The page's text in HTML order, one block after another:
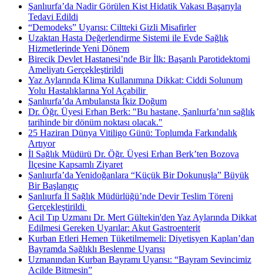
Şanlıurfa’da Nadir Görülen Kist Hidatik Vakası Başarıyla
Tedavi Edildi
“Demodeks” Uyarısı: Ciltteki Gizli Misafirler
Uzaktan Hasta Değerlendirme Sistemi ile Evde Sağlık
Hizmetlerinde Yeni Dönem
Birecik Devlet Hastanesi’nde Bir İlk: Başarılı Parotidektomi
Ameliyatı Gerçekleştirildi
Yaz Aylarında Klima Kullanımına Dikkat: Ciddi Solunum
Yolu Hastalıklarına Yol Açabilir ​
Şanlıurfa’da Ambulansta İkiz Doğum
Dr. Öğr. Üyesi Erhan Berk: "Bu hastane, Şanlıurfa’nın sağlık
tarihinde bir dönüm noktası olacak."
25 Haziran Dünya Vitiligo Günü: Toplumda Farkındalık
Artıyor
İl Sağlık Müdürü Dr. Öğr. Üyesi Erhan Berk’ten Bozova
İlçesine Kapsamlı Ziyaret
Şanlıurfa’da Yenidoğanlara “Küçük Bir Dokunuşla” Büyük
Bir Başlangıç
Şanlıurfa İl Sağlık Müdürlüğü’nde Devir Teslim Töreni
Gerçekleştirildi ​
Acil Tıp Uzmanı Dr. Mert Gültekin'den Yaz Aylarında Dikkat
Edilmesi Gereken Uyarılar: Akut Gastroenterit
Kurban Etleri Hemen Tüketilmemeli: Diyetisyen Kaplan’dan
Bayramda Sağlıklı Beslenme Uyarısı
Uzmanından Kurban Bayramı Uyarısı: “Bayram Sevincimiz
Acilde Bitmesin”